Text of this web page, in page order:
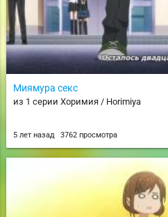
Миямура секс
из 1 серии Хоримия / Horimiya
5 лет назад 3762 просмотра